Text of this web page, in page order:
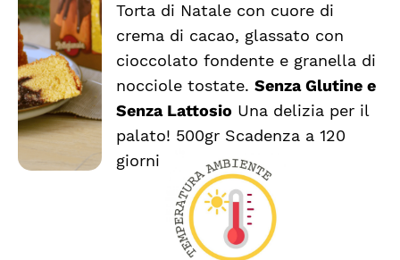
DETTAGLI
Torta di Natale con cuore di
crema di cacao, glassato con
cioccolato fondente e granella di
nocciole tostate.Senza Glutine e
Senza Lattosio Una delizia per il
palato! 500gr Scadenza a 120
giorni